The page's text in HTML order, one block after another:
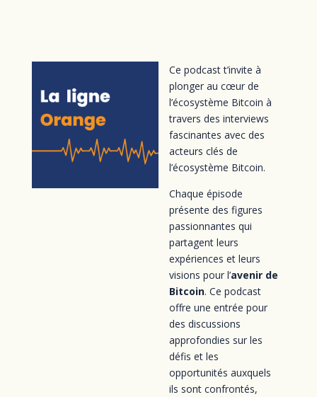
Ce podcast t’invite à
plonger au cœur de
l’écosystème Bitcoin à
travers des interviews
fascinantes avec des
acteurs clés de
l’écosystème Bitcoin.
Chaque épisode
présente des figures
passionnantes qui
partagent leurs
expériences et leurs
visions pour l’avenir de
Bitcoin. Ce podcast
offre une entrée pour
des discussions
approfondies sur les
défis et les
opportunités auxquels
ils sont confrontés,